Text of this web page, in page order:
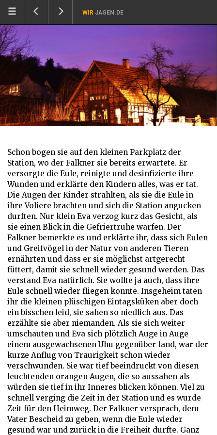
WIR JAGEN.DE
Schon bogen sie auf den kleinen Parkplatz der
Station, wo der Falkner sie bereits erwartete. Er
versorgte die Eule, reinigte und desinfizierte ihre
Wunden und erklärte den Kindern alles, was er tat.
Die Augen der Kinder strahlten, als sie die Eule in
ihre Voliere brachten und sich die Station angucken
durften. Nur klein Eva verzog kurz das Gesicht, als
sie einen Blick in die Gefriertruhe warfen. Der
Falkner bemerkte es und erklärte ihr, dass sich Eulen
und Greifvögel in der Natur von anderen Tieren
ernährten und dass er sie möglichst artgerecht
füttert, damit sie schnell wieder gesund werden. Das
verstand Eva natürlich. Sie wollte ja auch, dass ihre
Eule schnell wieder fliegen konnte. Insgeheim taten
ihr die kleinen plüschigen Eintagsküken aber doch
ein bisschen leid, sie sahen so niedlich aus. Das
erzählte sie aber niemanden. Als sie sich weiter
umschauten und Eva sich plötzlich Auge in Auge
einem ausgewachsenen Uhu gegenüber fand, war der
kurze Anflug von Traurigkeit schon wieder
verschwunden. Sie war tief beeindruckt von diesen
leuchtenden orangen Augen, die so aussahen als
würden sie tief in ihr Inneres blicken können. Viel zu
schnell verging die Zeit in der Station und es wurde
Zeit für den Heimweg. Der Falkner versprach, dem
Vater Bescheid zu geben, wenn die Eule wieder
gesund war und zurück in die Freiheit durfte. Ganz